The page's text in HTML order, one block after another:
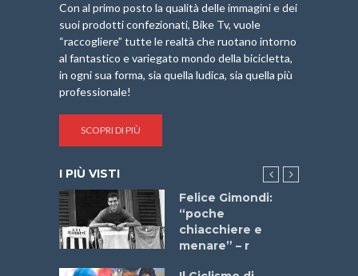
Con al primo posto la qualità delle immagini e dei
suoi prodotti confezionati, Bike Tv, vuole
“raccogliere” tutte le realtà che ruotano intorno
al fantastico e variegato mondo della bicicletta,
in ogni sua forma, sia quella ludica, sia quella più
professionale!
SCOPRI DI PIÙ
I PIÙ VISTI
Felice Gimondi:
“poche
chiacchiere e
menare” – r